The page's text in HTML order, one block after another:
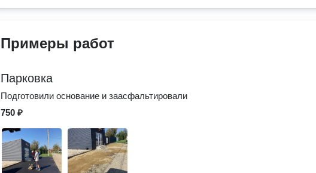
Примеры работ
Парковка
Подготовили основание и заасфальтировали
750 ₽